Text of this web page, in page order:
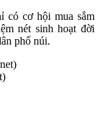
có cơ hội mua sắm
nét sinh hoạt đời
phố núi.